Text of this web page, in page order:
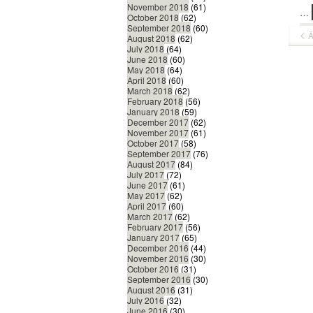
November 2018 (61)
October 2018 (62)
September 2018 (60)
August 2018 (62)
July 2018 (64)
June 2018 (60)
May 2018 (64)
April 2018 (60)
March 2018 (62)
February 2018 (56)
January 2018 (59)
December 2017 (62)
November 2017 (61)
October 2017 (58)
September 2017 (76)
August 2017 (84)
July 2017 (72)
June 2017 (61)
May 2017 (62)
April 2017 (60)
March 2017 (62)
February 2017 (56)
January 2017 (65)
December 2016 (44)
November 2016 (30)
October 2016 (31)
September 2016 (30)
August 2016 (31)
July 2016 (32)
June 2016 (30)
…